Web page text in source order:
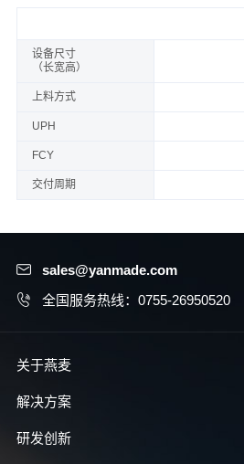
设备尺寸
（长宽高）
上料方式
UPH
FCY
交付周期
sales@yanmade.com
全国服务热线：0755-26950520
关于燕麦
解决方案
研发创新